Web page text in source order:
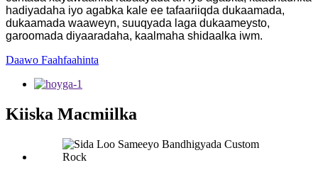
hadiyadaha iyo agabka kale ee tafaariiqda dukaamada,
dukaamada waaweyn, suuqyada laga dukaameysto,
garoomada diyaaradaha, kaalmaha shidaalka iwm.
Daawo Faahfaahinta
Kiiska Macmiilka